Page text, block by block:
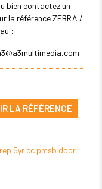
bien contactez un
la référence ZEBRA /
:
LA RÉFÉRENCE
5yr cc pmsb door